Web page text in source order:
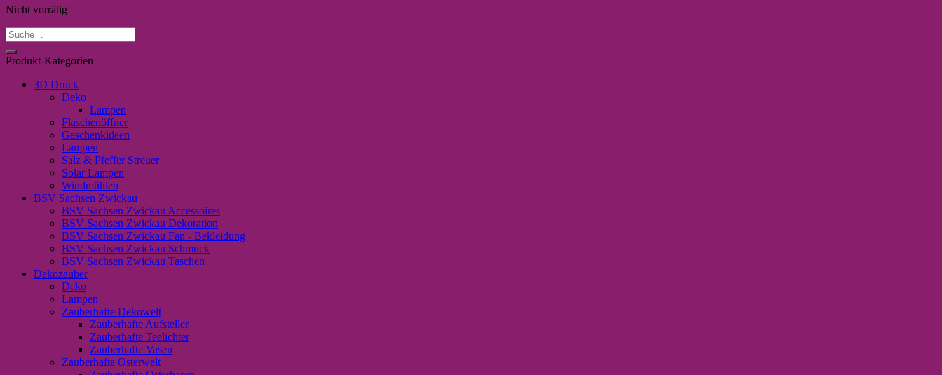
Nicht vorrätig
Suche
nach:
Produkt-Kategorien
3D Druck
Deko
Lampen
Flaschenöffner
Geschenkideen
Lampen
Salz & Pfeffer Streuer
Solar Lampen
Windmühlen
BSV Sachsen Zwickau
BSV Sachsen Zwickau Accessoires
BSV Sachsen Zwickau Dekoration
BSV Sachsen Zwickau Fan - Bekleidung
BSV Sachsen Zwickau Schmuck
BSV Sachsen Zwickau Taschen
Dekozauber
Deko
Lampen
Zauberhafte Dekowelt
Zauberhafte Aufsteller
Zauberhafte Teelichter
Zauberhafte Vasen
Zauberhafte Osterwelt